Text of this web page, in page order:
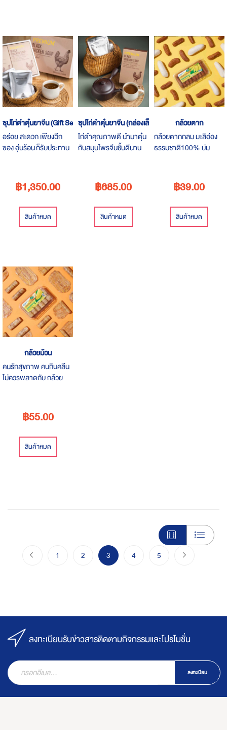
ซุปไก่ดำตุ๋นยาจีน (Gift Set)
อร่อย สะดวก เพียงฉีก
ซอง อุ่นร้อน ก็รับประทาน
฿1,350.00
สินค้าหมด
ซุปไก่ดำตุ๋นยาจีน (กล่องเล็ก)
ไก่ดำคุณภาพดี นำมาตุ๋น
กับสมุนไพรจีนชั้นดีนาน
฿685.00
สินค้าหมด
กล้วยตาก
กล้วยตากกลม มะลิอ่อง
ธรรมชาติ100% บ่ม
฿39.00
สินค้าหมด
กล้วยม้วน
คนรักสุขภาพ คนกินคลีน
ไม่ควรพลาดกับ กล้วย
฿55.00
สินค้าหมด
Page ก่อนหน้าPage
1 Page
2 You're currently reading page
3 Page
4 Page
5
ลงทะเบียนรับข่าวสารติดตามกิจกรรมและโปรโมชั่น
ลงทะเบียน